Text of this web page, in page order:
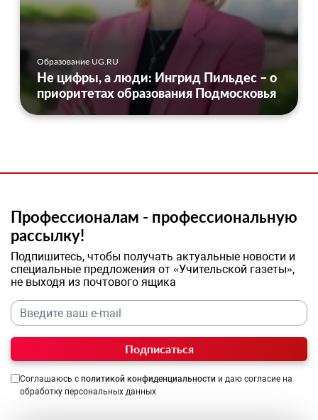
Образование UG.RU
Не цифры, а люди: Ингрид Пильдес – о
приоритетах образования Подмосковья
Профессионалам - профессиональную
рассылку!
Подпишитесь, чтобы получать актуальные новости и
специальные предложения от «Учительской газеты»,
не выходя из почтового ящика
Подписаться
Соглашаюсь с политикой конфиденциальности и даю согласие на
обработку персональных данных